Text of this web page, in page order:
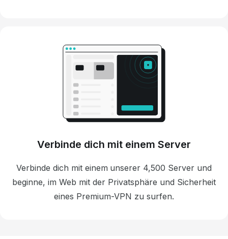
Verbinde dich mit einem Server
Verbinde dich mit einem unserer 4,500 Server und
beginne, im Web mit der Privatsphäre und Sicherheit
eines Premium-VPN zu surfen.